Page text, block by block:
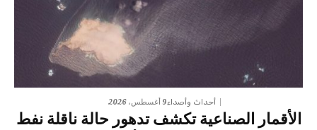
أحداث وأصداء9 أغسطس، 2026
الأقمار الصناعية تكشف تدهور حالة ناقلة نفط